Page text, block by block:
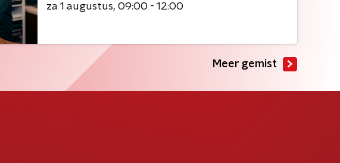
za 1 augustus 09:00 - 12:00
Meer gemist